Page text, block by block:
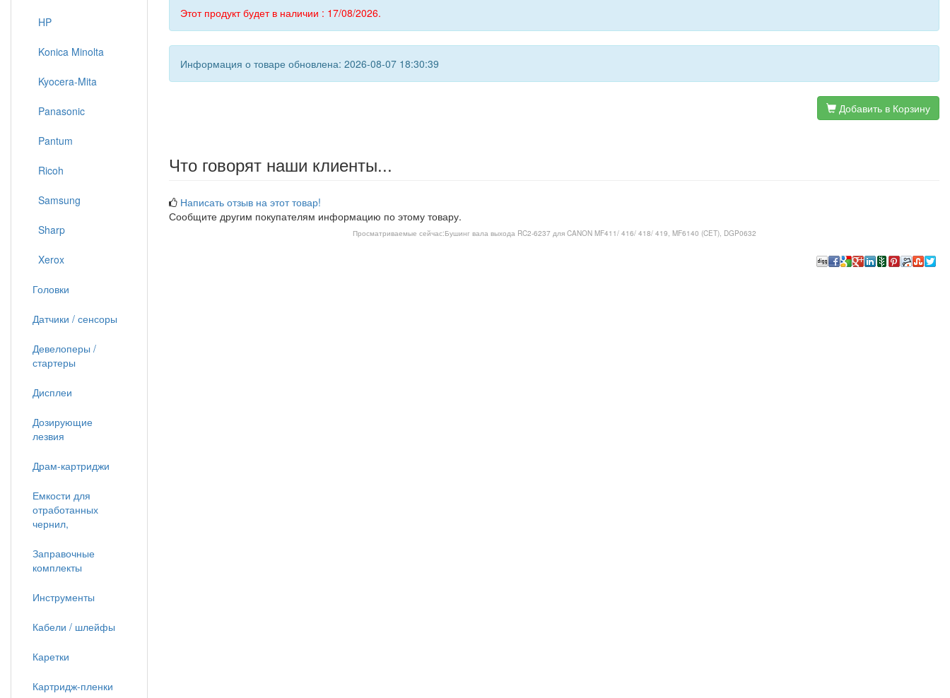
Этот продукт будет в наличии : 17/08/2026.
Информация о товаре обновлена: 2026-08-07 18:30:39
Добавить в Корзину
Что говорят наши клиенты...
Написать отзыв на этот товар!
Сообщите другим покупателям информацию по этому товару.
Просматриваемые сейчас:Бушинг вала выхода RC2-6237 для CANON MF411/ 416/ 418/ 419, MF6140 (CET), DGP0632
HP
Konica Minolta
Kyocera-Mita
Panasonic
Pantum
Ricoh
Samsung
Sharp
Xerox
Головки
Датчики / сенсоры
Девелоперы /
стартеры
Дисплеи
Дозирующие
лезвия
Драм-картриджи
Емкости для
отработанных
чернил,
Заправочные
комплекты
Инструменты
Кабели / шлейфы
Каретки
Картридж-пленки